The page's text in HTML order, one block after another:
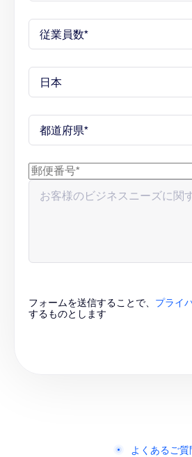
フォームを送信することで、 プライ
するものとします
よくあるご質